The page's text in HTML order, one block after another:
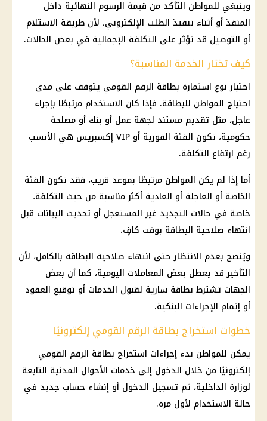
وينبغي للمواطن التأكد من قيمة الرسوم النهائية داخل
المنفذ أو أثناء تنفيذ الطلب الإلكتروني، لأن طريقة الاستلام
أو التوصيل قد تؤثر على التكلفة الإجمالية في بعض الحالات.
كيف تختار الخدمة المناسبة؟
اختيار نوع استمارة بطاقة الرقم القومي يتوقف على مدى
احتياج المواطن للبطاقة. فإذا كان الاستخدام مرتبطًا بإجراء
عاجل، مثل تقديم مستند لجهة عمل أو بنك أو مصلحة
حكومية، تكون الفئة الفورية أو VIP إكسبريس هي الأنسب
رغم ارتفاع التكلفة.
أما إذا لم يكن المواطن مرتبطًا بموعد قريب، فقد تكون الفئة
الخاصة أو العاجلة أو العادية أكثر مناسبة من حيث التكلفة،
خاصة في حالات التجديد غير المستعجل أو تحديث البيانات قبل
انتهاء صلاحية البطاقة بوقت كافٍ.
ويُنصح بعدم الانتظار حتى انتهاء صلاحية البطاقة بالكامل، لأن
التأخير قد يعطل بعض المعاملات اليومية، كما أن بعض
الجهات تشترط بطاقة سارية لقبول الخدمات أو توقيع العقود
أو إتمام الإجراءات البنكية.
خطوات استخراج بطاقة الرقم القومي إلكترونيًا
يمكن للمواطن بدء إجراءات استخراج بطاقة الرقم القومي
إلكترونيًا من خلال الدخول إلى خدمات الأحوال المدنية التابعة
لوزارة الداخلية، ثم تسجيل الدخول أو إنشاء حساب جديد في
حالة الاستخدام لأول مرة.